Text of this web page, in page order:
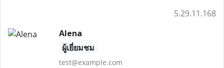
5.29.11.168
Alena
ผู้เยี่ยมชม
test@example.com